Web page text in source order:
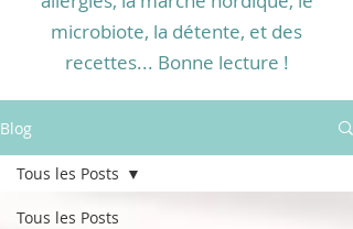
microbiote, la détente, et des
recettes... Bonne lecture !
Blog
Tous les Posts
Tous les Posts